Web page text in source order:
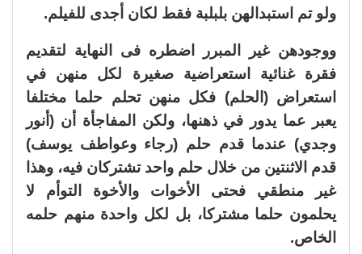
ولو تم استبدالهن بلبلبة فقط لكان أجدى للفيلم.
ووجودهن غير المبرر اضطره فى النهاية لتقديم
فقرة غنائية استعراضية صغيرة لكل منهن في
استعراض (الحلم) فكل منهن تحلم حلما مختلفا
يعبر عما يدور في ذهنها، ولكن المفاجأة أن (أنور
وجدي) عندما قدم حلم (رجاء وعواطف يوسف)
قدم الاثنتين من خلال حلم واحد تشتركان فيه، وهذا
غير منطقي فحتى الأخوات والأخوة التوأم لا
يحلمون حلما مشتركا، بل لكل واحدة منهم حلمه
الخاص.